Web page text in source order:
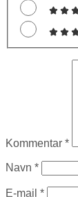
Kommentar *
Navn *
E-mail *